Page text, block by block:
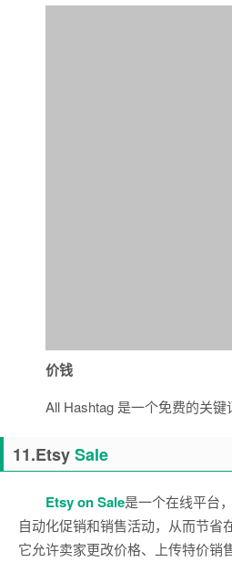
价钱
All Hashtag 是一个免费的关键
11.EtsySale
Etsy on Sale是一个在线平台
自动化促销和销售活动，从而节省
它允许卖家更改价格、上传特价销